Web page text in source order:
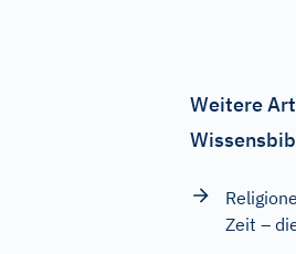
Weitere
Zeit –